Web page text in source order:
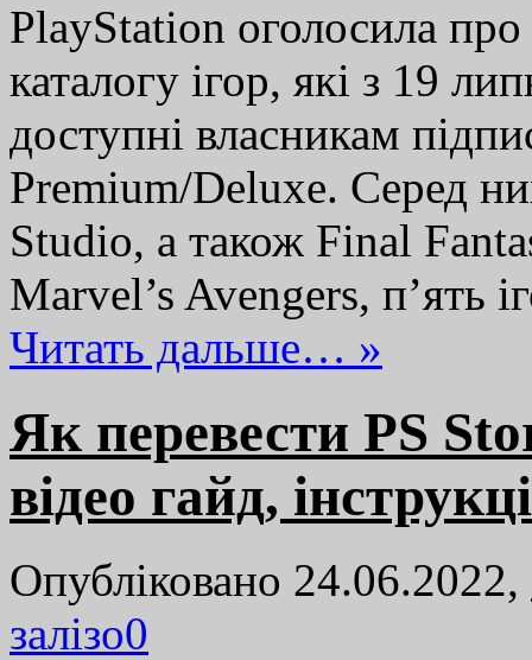
PlayStation оголосила
каталогу ігор, які з 19
доступні власникам
Premium/Deluxe. Серед
Studio, а також Final
Marvel’s Avengers, п’ять
Читать дальше… »
Як перевести PS
відео гайд,
Опубліковано 24.06.2022,
залізо0